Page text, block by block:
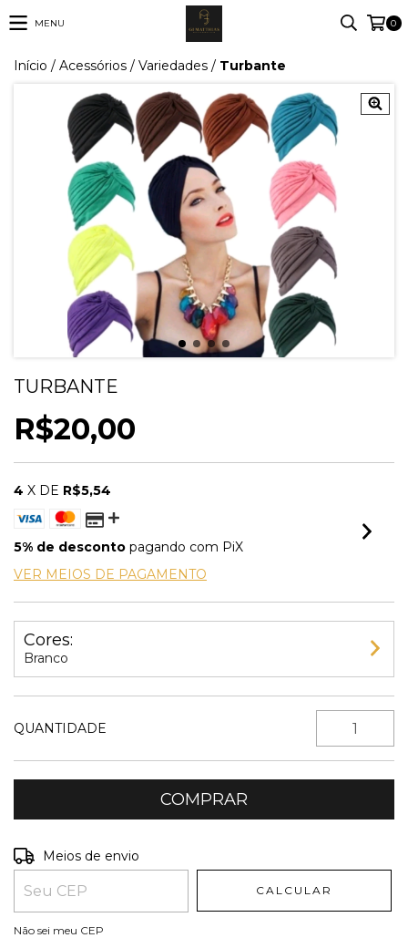
MENU 0
Início / Acessórios / Variedades / Turbante
TURBANTE
R$20,00
4 X DE R$5,54
5% de desconto pagando com PiX
VER MEIOS DE PAGAMENTO
Cores:
Branco
QUANTIDADE
Entregas para o CEP:
Meios de envio
CALCULAR
Não sei meu CEP